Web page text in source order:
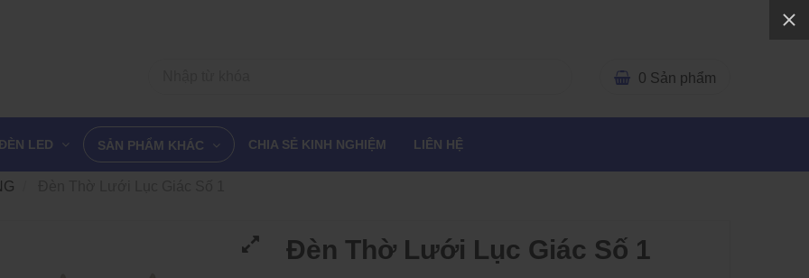
Đèn Thờ Lưới Lục Giác Số 1
0 Sản phẩm
LED SẢN PHẨM KHÁC CHIA SẺ KINH NGHIỆM LIÊN HỆ